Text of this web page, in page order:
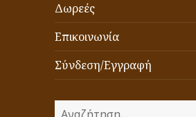
Δωρεές
Επικοινωνία
Σύνδεση/Εγγραφή